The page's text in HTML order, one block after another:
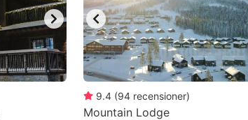
9.4 (94 recensioner)
Mountain Lodge